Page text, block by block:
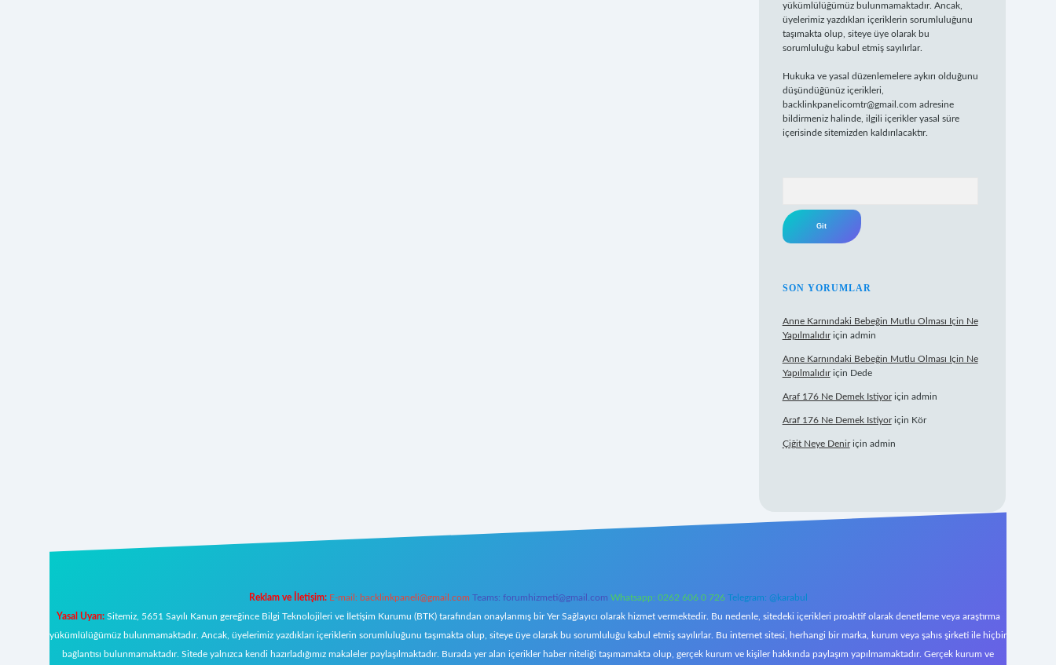
yükümlülüğümüz bulunmamaktadır. Ancak,
üyelerimiz yazdıkları içeriklerin sorumluluğunu
taşımakta olup, siteye üye olarak bu
sorumluluğu kabul etmiş sayılırlar.
Hukuka ve yasal düzenlemelere aykırı olduğunu
düşündüğünüz içerikleri,
backlinkpanelicomtr@gmail.com adresine
bildirmeniz halinde, ilgili içerikler yasal süre
içerisinde sitemizden kaldırılacaktır.
SON YORUMLAR
Anne Karnındaki Bebeğin Mutlu Olması Için Ne
Yapılmalıdıriçin admin
Anne Karnındaki Bebeğin Mutlu Olması Için Ne
Yapılmalıdıriçin Dede
Araf 176 Ne Demek Istiyoriçin admin
Araf 176 Ne Demek Istiyoriçin Kör
Çiğit Neye Deniriçin admin
Reklam ve İletişim: E-mail: backlinkpaneli@gmail.com Teams: forumhizmeti@gmail.com Whatsapp: 0262 606 0 726 Telegram: @karabul
Yasal Uyarı:Sitemiz, 5651 Sayılı Kanun gereğince Bilgi Teknolojileri ve İletişim Kurumu (BTK) tarafından onaylanmış bir Yer Sağlayıcı olarak hizmet vermektedir. Bu nedenle, sitedeki içerikleri proaktif olarak denetleme veya araştırma
yükümlülüğümüz bulunmamaktadır. Ancak, üyelerimiz yazdıkları içeriklerin sorumluluğunu taşımakta olup, siteye üye olarak bu sorumluluğu kabul etmiş sayılırlar. Bu internet sitesi, herhangi bir marka, kurum veya şahıs şirketi ile hiçbir
bağlantısı bulunmamaktadır. Sitede yalnızca kendi hazırladığımız makaleler paylaşılmaktadır. Burada yer alan içerikler haber niteliği taşımamakta olup, gerçek kurum ve kişiler hakkında paylaşım yapılmamaktadır. Gerçek kurum ve